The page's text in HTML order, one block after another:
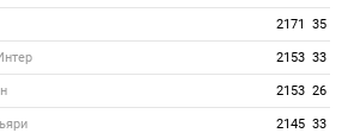
2171 35
2153 33
2153 26
2145 33